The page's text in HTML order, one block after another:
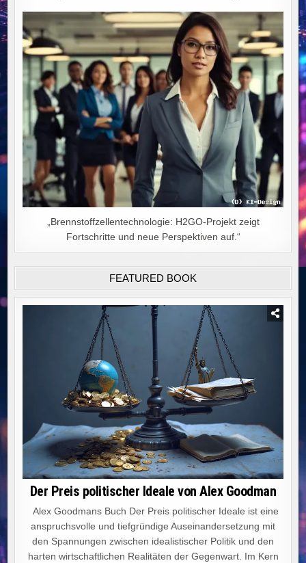
„Brennstoffzellentechnologie: H2GO-Projekt zeigt
Fortschritte und neue Perspektiven auf.“
FEATURED BOOK
Der Preis politischer Ideale von Alex Goodman
Alex Goodmans Buch Der Preis politischer Ideale ist eine
anspruchsvolle und tiefgründige Auseinandersetzung mit
den Spannungen zwischen idealistischer Politik und den
harten wirtschaftlichen Realitäten der Gegenwart. Im Kern